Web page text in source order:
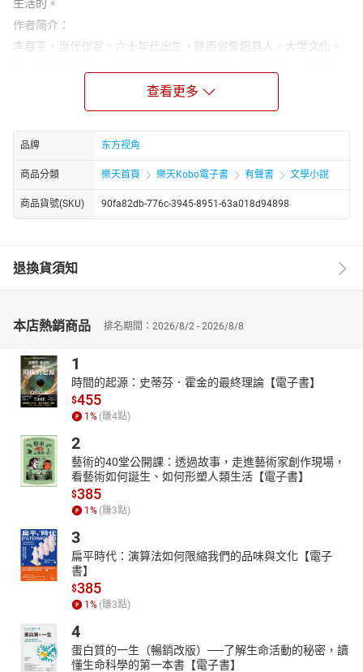
生活的。
作者简介：
李春平，当代作家。六十年代出生，陕西省紫阳县人。大学文化。
作，现在山西省安康学院中文系任教。主要作品有：长篇小说《上
海是个滩》《上海夜色秀》《我的多情玩伴》《奈何天》《李春平
篇小说三十余部，主要有《玻璃是透明的》《巴山骟匠》《城市的
一个符号》《读古长书》等，其中《玻璃是透明的》等多部小说被
改编成影视作品。
查看更多
品牌 东方视角
商品分類 樂天首頁 樂天Kobo電子書 有聲書 文學小說
商品貨號(SKU) 90fa82db-776c-3945-8951-63a018d94898
退換貨須知
本店熱銷商品 排名期間：2026/8/2 - 2026/8/8
1
時間的起源：史蒂芬．霍金的最終理論【電子書】
$455
1 % (賺4點)
2
藝術的40堂公開課：透過故事，走進藝術家創作現場，
看藝術如何誕生、如何形塑人類生活【電子書】
$385
1 % (賺3點)
3
扁平時代：演算法如何限縮我們的品味與文化【電子
書】
$385
1 % (賺3點)
4
蛋白質的一生（暢銷改版）──了解生命活動的秘密，讀
懂生命科學的第一本書【電子書】